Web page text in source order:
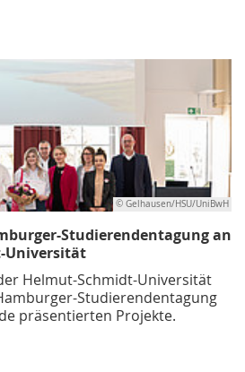
© Gelhausen/HSU/UniBwH
Studierendentagung an
Universität
Helmut-Schmidt-Universität
Studierendentagung
präsentierten Projekte.